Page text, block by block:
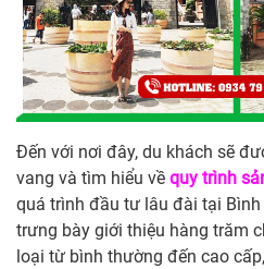
Đến với nơi đây, du khách sẽ
vang và tìm hiểu về quy trình
quá trình đầu tư lâu đài tại
trưng bày giới thiệu hàng trăm
loại từ bình thường đến cao